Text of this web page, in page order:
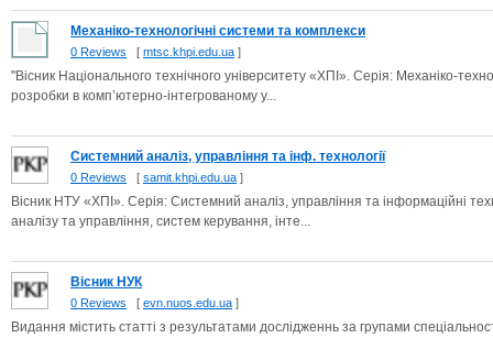
Механіко-технологічні системи та комплекси
0 Reviews [ mtsc.khpi.edu.ua ]
"Вісник Національного технічного університету «ХПІ». Серія: Механіко-
розробки в комп’ютерно-інтегрованому у...
Системний аналiз, управління та iнф. технологiї
0 Reviews [ samit.khpi.edu.ua ]
Вісник НТУ «ХПІ». Серія: Системний аналiз, управління та iнформацiйнi
аналізу та управління, систем керування, інте...
Вісник НУК
0 Reviews [ evn.nuos.edu.ua ]
Видання містить статті з результатами дослідженнь за групами